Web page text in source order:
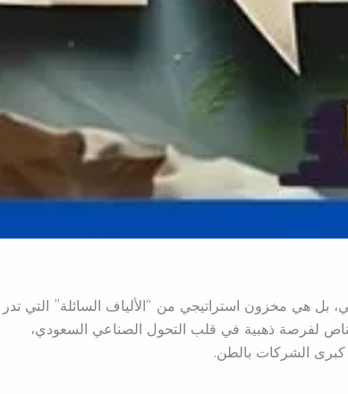
هي مخزون استراتيجي من “الألياف السائلة” التي تدر
لفرصة ذهبية في قلب التحول الصناعي السعودي،
الشركات بالطن.